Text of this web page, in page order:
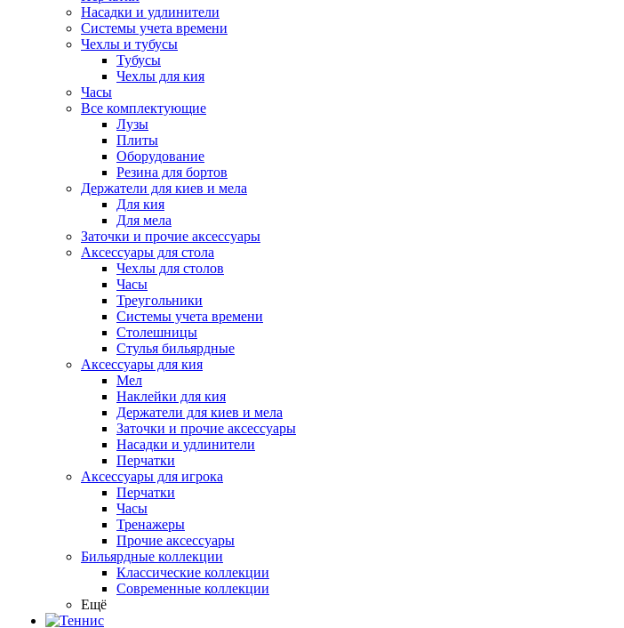
Насадки и удлинители
Системы учета времени
Чехлы и тубусы
Тубусы
Чехлы для кия
Часы
Все комплектующие
Лузы
Плиты
Оборудование
Резина для бортов
Держатели для киев и мела
Для кия
Для мела
Заточки и прочие аксессуары
Аксессуары для стола
Чехлы для столов
Часы
Треугольники
Системы учета времени
Столешницы
Стулья бильярдные
Аксессуары для кия
Мел
Наклейки для кия
Держатели для киев и мела
Заточки и прочие аксессуары
Насадки и удлинители
Перчатки
Аксессуары для игрока
Перчатки
Часы
Тренажеры
Прочие аксессуары
Бильярдные коллекции
Классические коллекции
Современные коллекции
Ещё